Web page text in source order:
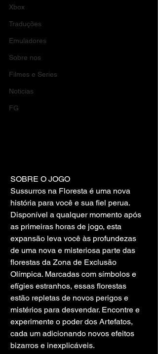
Xbox
Traduções
Emuladores
Sobre nos
Filmes e Series
Noticias
FG
SOBRE O JOGO
Sussurros na Floresta é uma nova
história para você e sua fiel perua.
Disponível a qualquer momento após
as primeiras horas de jogo, esta
expansão leva você às profundezas
de uma nova e misteriosa parte das
florestas da Zona de Exclusão
Olímpica. Marcadas com símbolos e
efígies estranhos, essas florestas
estão repletas de novos perigos e
mistérios para desvendar. Encontre e
experimente o poder dos Artefatos,
cada um adicionando novos efeitos
bizarros e inexplicáveis.